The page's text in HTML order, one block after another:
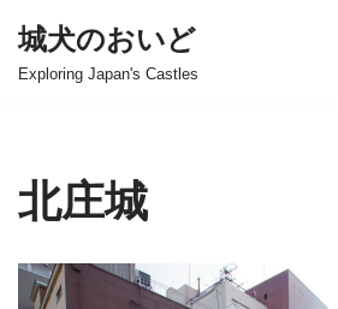
コ
ツ
へ
キ
ッ
城犬のおいど
Exploring Japan's Castles
北庄城